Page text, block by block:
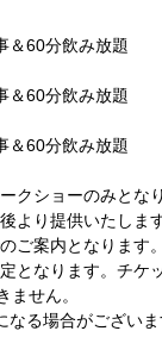
＆60分飲み放題
＆60分飲み放題
＆60分飲み放題
クショーのみとな
より提供いたします
ご案内となります。
となります。チケ
ません。
る場合がございま